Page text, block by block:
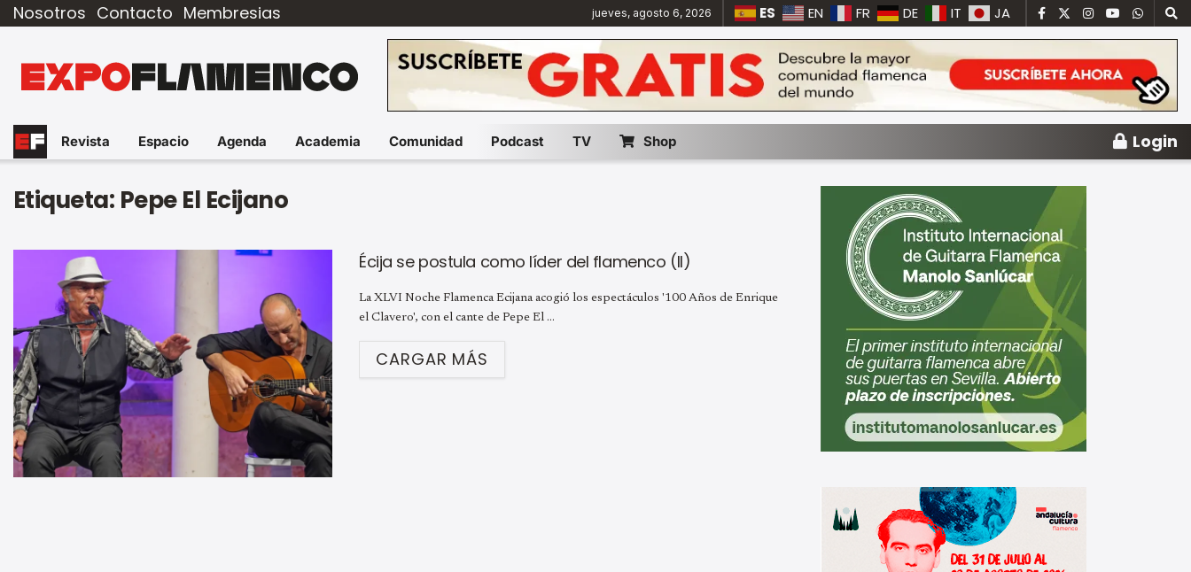
Nosotros Contacto Membresias jueves, agosto 6, 2026 ES EN FR DE IT JA
Revista Espacio Agenda Academia Comunidad Podcast TV Shop Login
Etiqueta: Pepe El Ecijano
Écija se postula como líder del flamenco (II)
La XLVI Noche Flamenca Ecijana acogió los espectáculos '100 Años de Enrique
el Clavero', con el cante de Pepe El ...
CARGAR MÁS